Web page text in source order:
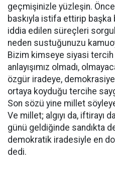
geçmişinizle yüzleşin.
baskıyla istifa ettirip
iddia edilen süreçleri
neden sustuğunuzu
Bizim kimseye siyasi
anlayışımız olmadı,
özgür iradeye,
ortaya koyduğu tercihe
Son sözü yine millet
Ve millet; algıyı da, iftirayı
günü geldiğinde sandıkta
demokratik iradesiyle en
dedi.